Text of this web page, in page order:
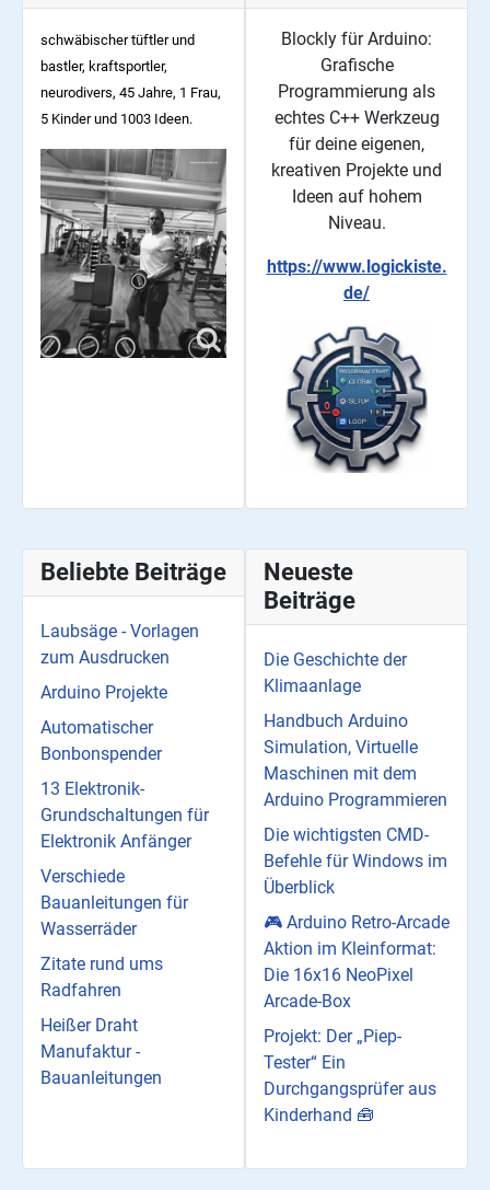
schwäbischer tüftler und
bastler, kraftsportler,
neurodivers, 45 Jahre, 1 Frau,
5 Kinder und 1003 Ideen.
Blockly für Arduino:
Grafische
Programmierung als
echtes C++ Werkzeug
für deine eigenen,
kreativen Projekte und
Ideen auf hohem
Niveau.
https://www.logickiste.
de/
Beliebte Beiträge
Laubsäge - Vorlagen
zum Ausdrucken
Arduino Projekte
Automatischer
Bonbonspender
13 Elektronik-
Grundschaltungen für
Elektronik Anfänger
Verschiede
Bauanleitungen für
Wasserräder
Zitate rund ums
Radfahren
Heißer Draht
Manufaktur -
Bauanleitungen
Neueste
Beiträge
Die Geschichte der
Klimaanlage
Handbuch Arduino
Simulation, Virtuelle
Maschinen mit dem
Arduino Programmieren
Die wichtigsten CMD-
Befehle für Windows im
Überblick
🎮 Arduino Retro-Arcade
Aktion im Kleinformat:
Die 16x16 NeoPixel
Arcade-Box
Projekt: Der „Piep-
Tester“ Ein
Durchgangsprüfer aus
Kinderhand 🧰